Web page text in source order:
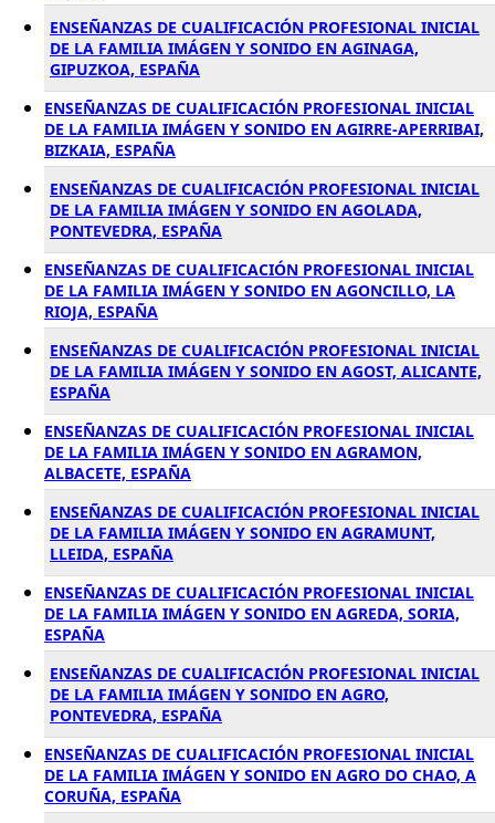
ENSEÑANZAS DE CUALIFICACIÓN PROFESIONAL INICIAL
DE LA FAMILIA IMÁGEN Y SONIDO EN AGINAGA,
GIPUZKOA, ESPAÑA
ENSEÑANZAS DE CUALIFICACIÓN PROFESIONAL INICIAL
DE LA FAMILIA IMÁGEN Y SONIDO EN AGIRRE-APERRIBAI,
BIZKAIA, ESPAÑA
ENSEÑANZAS DE CUALIFICACIÓN PROFESIONAL INICIAL
DE LA FAMILIA IMÁGEN Y SONIDO EN AGOLADA,
PONTEVEDRA, ESPAÑA
ENSEÑANZAS DE CUALIFICACIÓN PROFESIONAL INICIAL
DE LA FAMILIA IMÁGEN Y SONIDO EN AGONCILLO, LA
RIOJA, ESPAÑA
ENSEÑANZAS DE CUALIFICACIÓN PROFESIONAL INICIAL
DE LA FAMILIA IMÁGEN Y SONIDO EN AGOST, ALICANTE,
ESPAÑA
ENSEÑANZAS DE CUALIFICACIÓN PROFESIONAL INICIAL
DE LA FAMILIA IMÁGEN Y SONIDO EN AGRAMON,
ALBACETE, ESPAÑA
ENSEÑANZAS DE CUALIFICACIÓN PROFESIONAL INICIAL
DE LA FAMILIA IMÁGEN Y SONIDO EN AGRAMUNT,
LLEIDA, ESPAÑA
ENSEÑANZAS DE CUALIFICACIÓN PROFESIONAL INICIAL
DE LA FAMILIA IMÁGEN Y SONIDO EN AGREDA, SORIA,
ESPAÑA
ENSEÑANZAS DE CUALIFICACIÓN PROFESIONAL INICIAL
DE LA FAMILIA IMÁGEN Y SONIDO EN AGRO,
PONTEVEDRA, ESPAÑA
ENSEÑANZAS DE CUALIFICACIÓN PROFESIONAL INICIAL
DE LA FAMILIA IMÁGEN Y SONIDO EN AGRO DO CHAO, A
CORUÑA, ESPAÑA